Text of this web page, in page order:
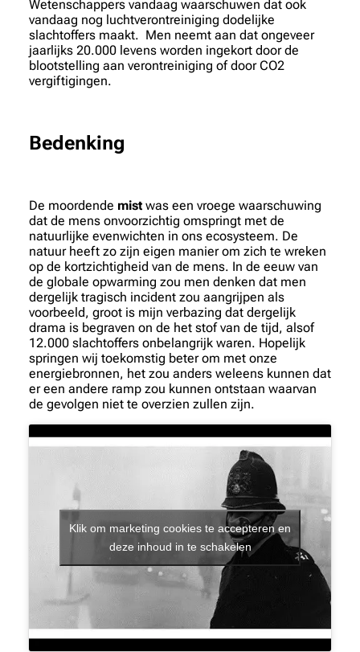
Wetenschappers vandaag waarschuwen dat ook
vandaag nog luchtverontreiniging dodelijke
slachtoffers maakt. Men neemt aan dat ongeveer
jaarlijks 20.000 levens worden ingekort door de
blootstelling aan verontreiniging of door CO2
vergiftigingen.
Bedenking
De moordende mist was een vroege waarschuwing
dat de mens onvoorzichtig omspringt met de
natuurlijke evenwichten in ons ecosysteem. De
natuur heeft zo zijn eigen manier om zich te wreken
op de kortzichtigheid van de mens. In de eeuw van
de globale opwarming zou men denken dat men
dergelijk tragisch incident zou aangrijpen als
voorbeeld, groot is mijn verbazing dat dergelijk
drama is begraven on de het stof van de tijd, alsof
12.000 slachtoffers onbelangrijk waren. Hopelijk
springen wij toekomstig beter om met onze
energiebronnen, het zou anders weleens kunnen dat
er een andere ramp zou kunnen ontstaan waarvan
de gevolgen niet te overzien zullen zijn.
Klik om marketing cookies te accepteren en
deze inhoud in te schakelen